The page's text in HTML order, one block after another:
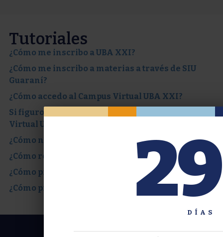
Tutoriales
¿Cómo me inscribo a UBA XXI?
¿Cómo me inscribo a materias a través de SIU
Guaraní?
¿Cómo accedo al Campus Virtual UBA XXI?
Si figuro como invitado, ¿cómo accedo al Campus
Virtual UBA XXI?
¿Cómo navegar en el Campus Virtual XXI?
¿Cómo recupero la contraseña del SIU Guaraní?
¿Cómo pido certificados a través de SIU Guaraní?
¿Cómo pido certificados a través de TAD-UBA?
DÍAS